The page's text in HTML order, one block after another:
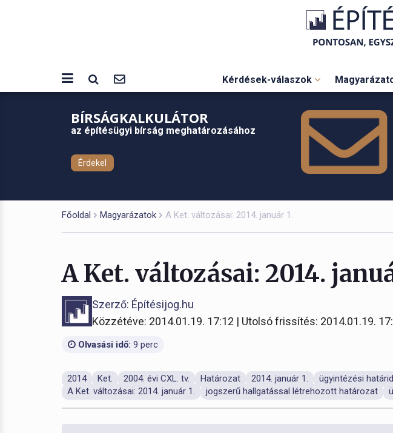
Kérdések-válaszok
BÍRSÁGKALKULÁTOR
az építésügyi bírság meghatározásához
Érdekel
Főoldal Magyarázatok A Ket. változásai: 2014. január 1.
A Ket. változásai: 2014.
Szerző: Építésijog.hu
Közzétéve: 2014.01.19. 17:12 | Utolsó frissítés: 2014.01.19.
Olvasási idő: 9 perc
2014 Ket. 2004. évi CXL. tv. Határozat 2014. január 1.
ügyintézési
A Ket. változásai: 2014. január 1.
jogszerű hallgatással létrehozott határozat